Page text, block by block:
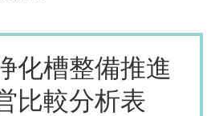
化槽整備推進
比較分析表